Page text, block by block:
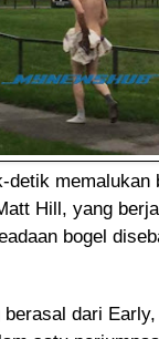
detik memalukan
Hill, yang
bogel
dari